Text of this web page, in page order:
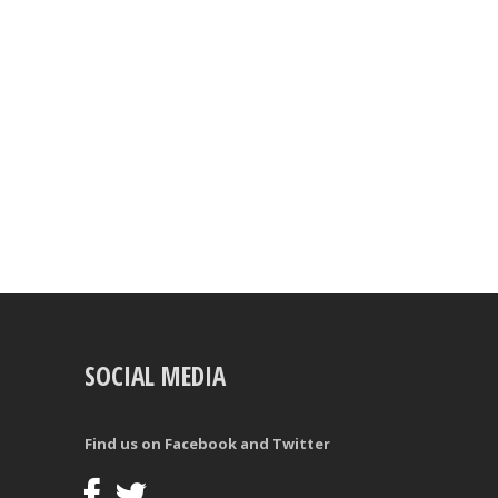
SOCIAL MEDIA
Find us on Facebook and Twitter